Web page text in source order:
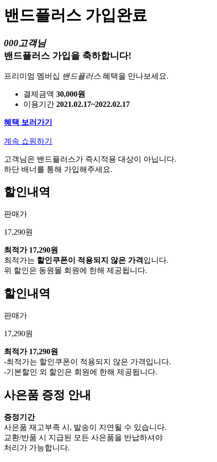
밴드플러스 가입완료
000고객님
밴드플러스 가입을 축하합니다!
프리미엄 멤버십 밴드플러스 혜택을 만나보세요.
결제금액 30,000원
이용기간 2021.02.17~2022.02.17
혜택 보러가기
계속 쇼핑하기
고객님은 밴드플러스가 즉시적용 대상이 아닙니다.
하단 배너를 통해 가입해주세요.
할인내역
판매가
17,290원
최적가 17,290원
최적가는 할인쿠폰이 적용되지 않은 가격입니다.
위 할인은 동원몰 회원에 한해 제공됩니다.
할인내역
판매가
17,290원
최적가 17,290원
-최적가는 할인쿠폰이 적용되지 않은 가격입니다.
-기본할인 외 할인은 회원에 한해 제공됩니다.
사은품 증정 안내
증정기간
사은품 재고부족 시, 발송이 지연될 수 있습니다.
교환/반품 시 지급된 모든 사은품을 반납하셔야
처리가 가능합니다.